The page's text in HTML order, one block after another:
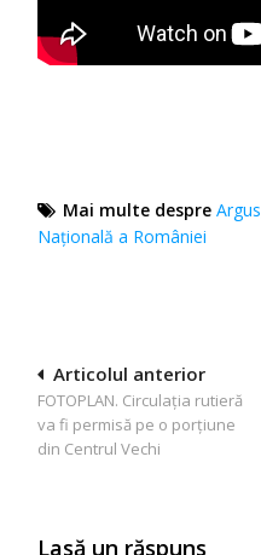
Mai multe despre Argus
Naţională a României
Navigare
în
articole
Articolul anterior
FOTOPLAN. Circulaţia rutieră
va fi permisă pe o porţiune
din Centrul Vechi
Lasă un răspuns